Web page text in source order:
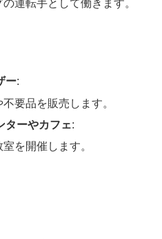
運転手として働きます。
ー:
要品を販売します。
ターやカフェ:
を開催します。